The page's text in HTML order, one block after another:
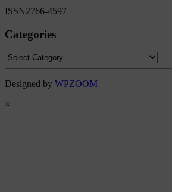
ISSN2766-4597
Categories
Categories
Designed by WPZOOM
×